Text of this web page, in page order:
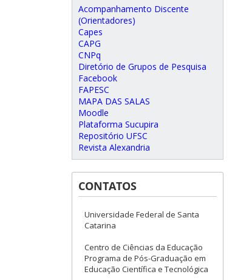
Acompanhamento Discente
(Orientadores)
Capes
CAPG
CNPq
Diretório de Grupos de Pesquisa
Facebook
FAPESC
MAPA DAS SALAS
Moodle
Plataforma Sucupira
Repositório UFSC
Revista Alexandria
CONTATOS
Universidade Federal de Santa
Catarina
Centro de Ciências da Educação
Programa de Pós-Graduação em
Educação Científica e Tecnológica